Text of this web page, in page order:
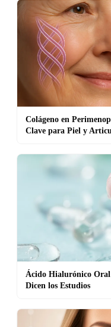
Colágeno en
Clave para Piel y
Ácido Hialurónico
Dicen los Estudios